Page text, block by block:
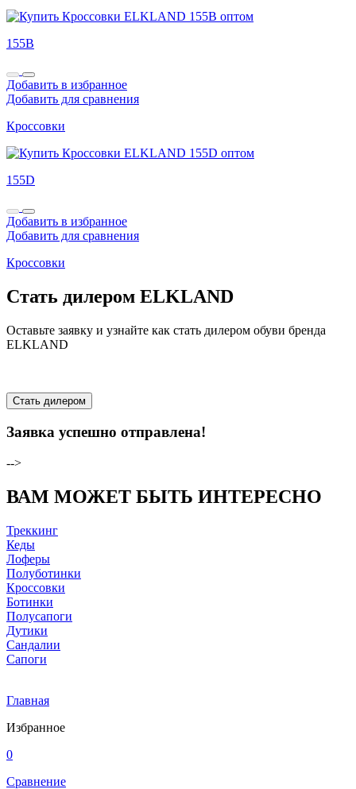
155B
Добавить в избранное
Добавить для сравнения
Кроссовки
155D
Добавить в избранное
Добавить для сравнения
Кроссовки
Стать дилером ELKLAND
Оставьте заявку и узнайте как стать дилером обуви бренда
ELKLAND
Стать дилером
Заявка успешно отправлена!
-->
ВАМ МОЖЕТ БЫТЬ ИНТЕРЕСНО
Треккинг
Кеды
Лоферы
Полуботинки
Кроссовки
Ботинки
Полусапоги
Дутики
Сандалии
Сапоги
Главная
Избранное
0
Сравнение